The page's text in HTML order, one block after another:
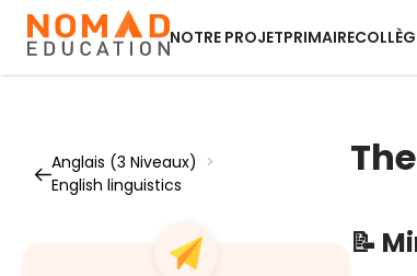
NOTRE PROJETPRIMAIRE
Anglais (3 Niveaux) >
English linguistics
📝